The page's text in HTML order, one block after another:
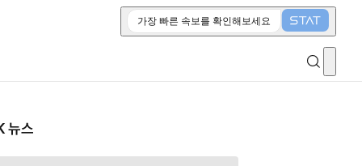
가장 빠른 속보를 확인해보세요
뉴스